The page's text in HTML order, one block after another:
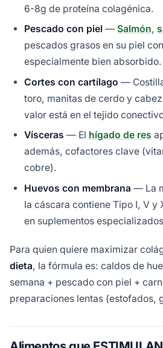
6-8g de proteína colagénica.
Pescado con piel — Salmón,
pescados grasos en su piel
especialmente bien absorbido.
Cortes con cartílago —
toro, manitas de cerdo y
valor está en el tejido
Vísceras — El hígado de res
además, cofactores clave
cobre).
Huevos con membrana — La
la cáscara contiene Tipo I, V y
en suplementos
Para quien quiere maximizar
dieta, la fórmula es: caldos de
semana + pescado con piel +
preparaciones lentas (estofados,